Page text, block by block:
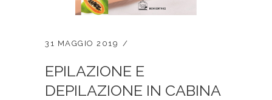
31 MAGGIO 2019
EPILAZIONE E
DEPILAZIONE IN CABINA